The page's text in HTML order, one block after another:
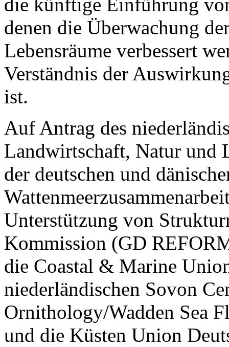
denen die Überwachung
Lebensräume verbessert
Verständnis der
ist.
Auf Antrag des
Landwirtschaft, Natur und
der deutschen und
Unterstützung von
Kommission (GD
die Coastal & Marine
niederländischen Sovon
Ornithology/Wadden Sea
und die Küsten Union